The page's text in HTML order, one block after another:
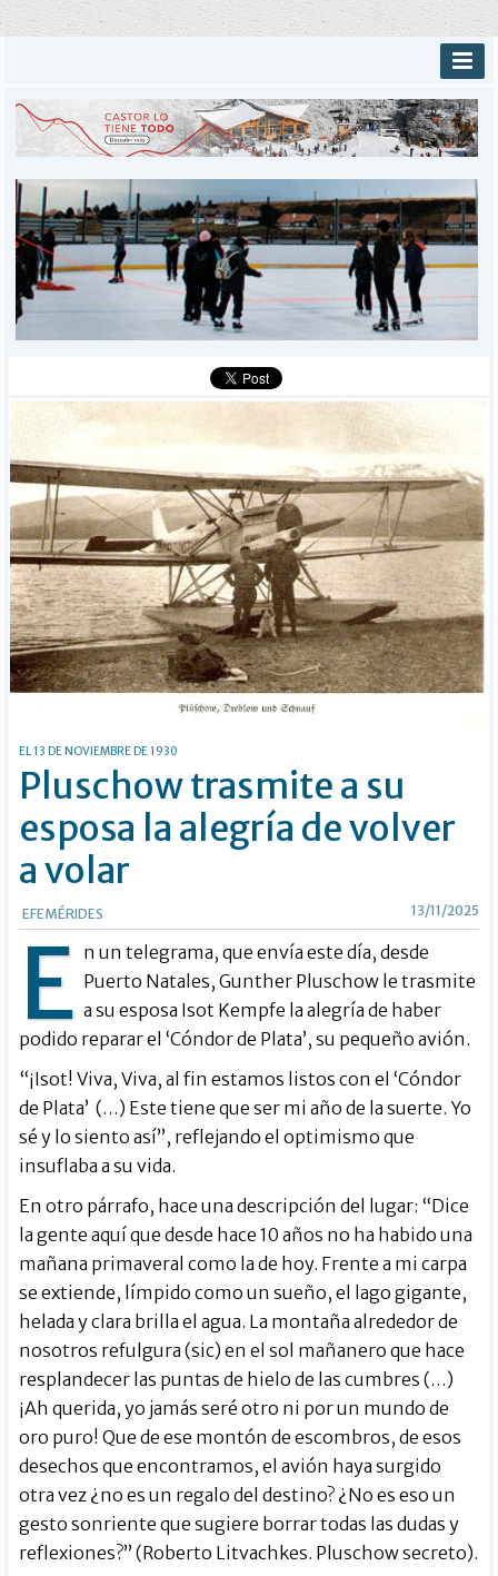
INICIO
PROVINCIALES
DEPORTES
POLICIALES
I-DIARIO
MÁS
BÚSQUEDA
EL 13 DE NOVIEMBRE DE 1930
Pluschow trasmite a su
esposa la alegría de volver
a volar
EFEMÉRIDES 13/11/2025
E n un telegrama, que envía este día, desde
Puerto Natales, Gunther Pluschow le trasmite
a su esposa Isot Kempfe la alegría de haber
podido reparar el ‘Cóndor de Plata’, su pequeño avión.
“¡Isot! Viva, Viva, al fin estamos listos con el ‘Cóndor
de Plata’ (…) Este tiene que ser mi año de la suerte. Yo
sé y lo siento así”, reflejando el optimismo que
insuflaba a su vida.
En otro párrafo, hace una descripción del lugar: “Dice
la gente aquí que desde hace 10 años no ha habido una
mañana primaveral como la de hoy. Frente a mi carpa
se extiende, límpido como un sueño, el lago gigante,
helada y clara brilla el agua. La montaña alrededor de
nosotros refulgura (sic) en el sol mañanero que hace
resplandecer las puntas de hielo de las cumbres (…)
¡Ah querida, yo jamás seré otro ni por un mundo de
oro puro! Que de ese montón de escombros, de esos
desechos que encontramos, el avión haya surgido
otra vez ¿no es un regalo del destino? ¿No es eso un
gesto sonriente que sugiere borrar todas las dudas y
reflexiones?” (Roberto Litvachkes. Pluschow secreto).